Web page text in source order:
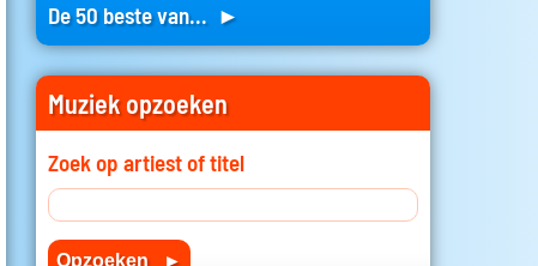
De 50 beste van... ►
Muziek opzoeken
Zoek op artiest of titel